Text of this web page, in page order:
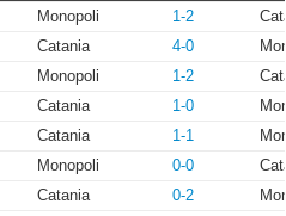
Monopoli 1-2
Catania 4-0
Monopoli 1-2
Catania 1-0
Catania 1-1
Monopoli 0-0
Catania 0-2